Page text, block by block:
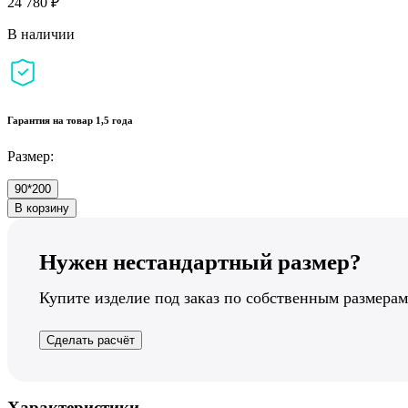
В наличии
Гарантия на товар 1,5 года
Размер:
90*200
В корзину
Нужен нестандартный размер?
Купите изделие под заказ по собственным
Сделать расчёт